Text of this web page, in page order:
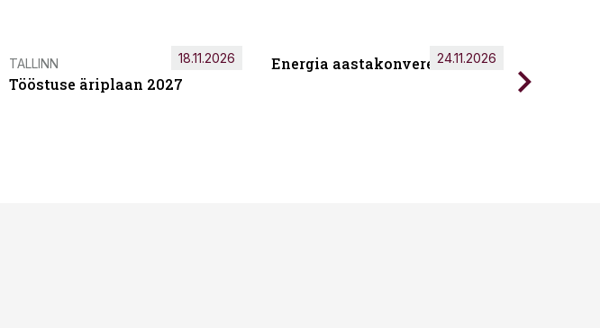
TALLINN
Tööstuse äriplaan 2027
18.11.2026 Energia aastakonverents 2026
24.11.2026